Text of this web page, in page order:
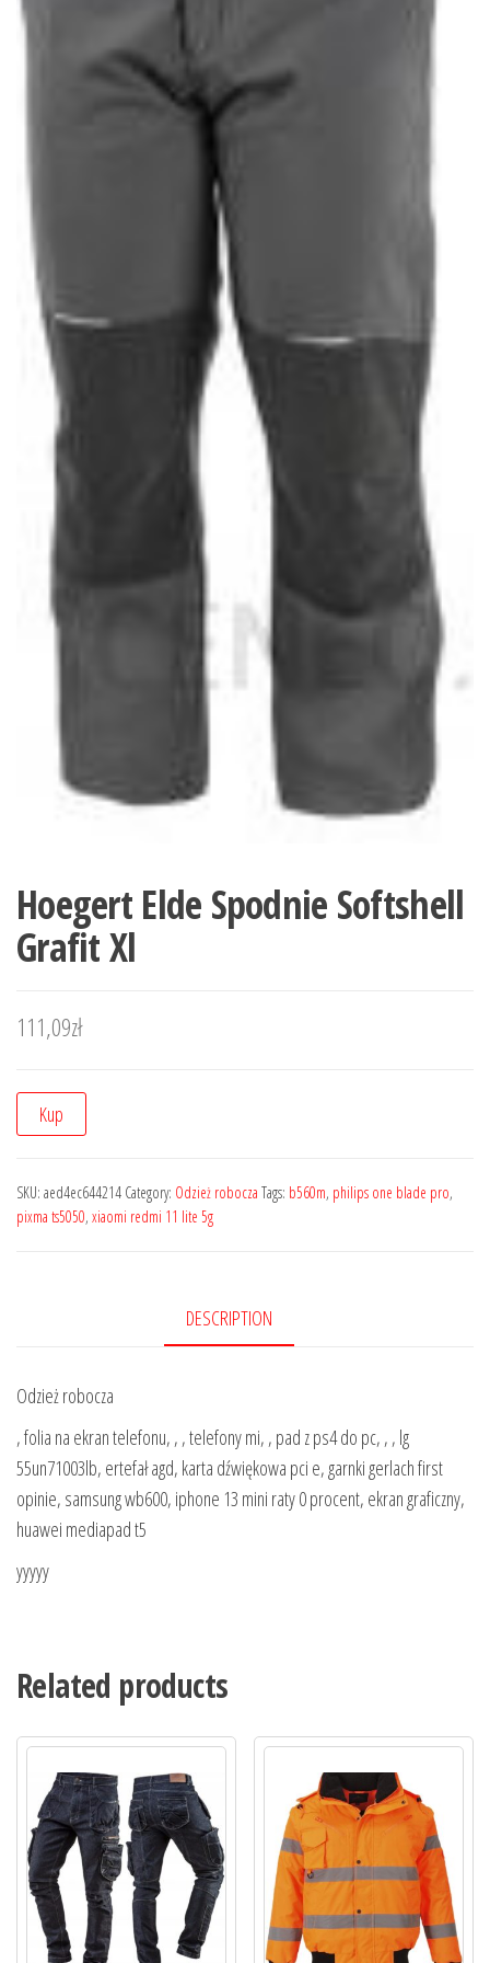
Hoegert Elde Spodnie Softshell
Grafit Xl
111,09zł
Kup
SKU: aed4ec644214 Category: Odzież robocza Tags: b560m, philips one blade pro,
pixma ts5050, xiaomi redmi 11 lite 5g
DESCRIPTION
Odzież robocza
, folia na ekran telefonu, , , telefony mi, , pad z ps4 do pc, , , lg
55un71003lb, ertefał agd, karta dźwiękowa pci e, garnki gerlach first
opinie, samsung wb600, iphone 13 mini raty 0 procent, ekran graficzny,
huawei mediapad t5
yyyyy
Related products